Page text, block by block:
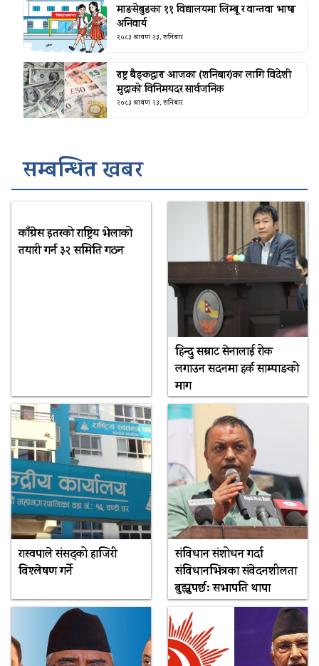
माङसेबुङका ११ विद्यालयमा लिम्बू र वान्तवा भाषा
अनिवार्य
२०८३ श्रावण २३, शनिबार
राष्ट्र बैङ्कद्वारा आजका (शनिबार)का लागि विदेशी
मुद्राको विनिमयदर सार्वजनिक
२०८३ श्रावण २३, शनिबार
सम्बन्धित खबर
काँग्रेस इतरको राष्ट्रिय भेलाको
तयारी गर्न ३२ समिति गठन
हिन्दु सम्राट सेनालाई रोक
लगाउन सदनमा हर्क साम्पाङको
माग
रास्वपाले संसद्को हाजिरी
विश्लेषण गर्ने
संविधान संशोधन गर्दा
संविधानभित्रका संवेदनशीलता
बुझ्नुपर्छ: सभापति थापा